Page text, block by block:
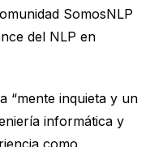
SomosNLP
del NLP en
“mente inquieta y un
informática y
como